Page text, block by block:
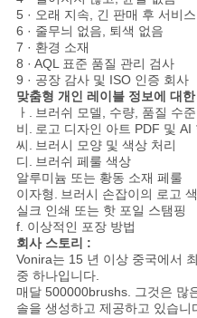
5 · 오래 지속, 긴 판매 후 서비스
6 · 줄무늬 없음, 퇴색 없음
7 · 환경 소재
8 · AQL 표준 품질 관리 검사
9 · 공장 감사 및 ISO 인증 회사
맞춤형 개인 레이블 정보에 대
ㅏ. 브러쉬 모델, 수량, 품질 수준
비. 로고 디자인 아트 PDF 및 AI
씨. 브러시 모양 및 색상 처리
디. 브러쉬 페룰 색상
알루미늄 또는 황동 소재 페룰
이자형. 브러시 손잡이의 로고
실크 인쇄 또는 핫 포일 스탬핑
f. 이상적인 포장 방법
회사 스토리 :
Vonira는 15 년 이상 중국에서
중 하나입니다.
매달 500000brushs. 그것은 많
솔을 생성하고 제공하고 있습니